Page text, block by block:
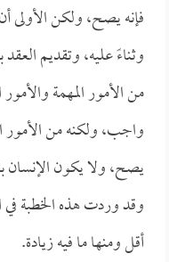
فإنه يصح، ولكن الأولى
وثناءً عليه، وتقديم
من الأمور المهمة
واجب، ولكنه من الأمور
يصح، ولا يكون الإنسان
وقد وردت هذه الخطبة في
أقل ومنها ما فيه زيادة.